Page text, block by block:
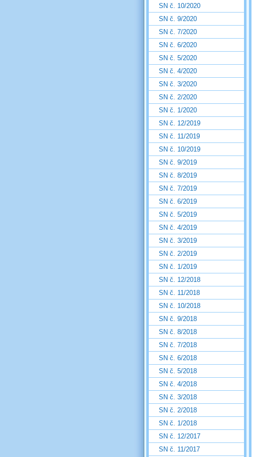
SN č. 10/2020
SN č. 9/2020
SN č. 7/2020
SN č. 6/2020
SN č. 5/2020
SN č. 4/2020
SN č. 3/2020
SN č. 2/2020
SN č. 1/2020
SN č. 12/2019
SN č. 11/2019
SN č. 10/2019
SN č. 9/2019
SN č. 8/2019
SN č. 7/2019
SN č. 6/2019
SN č. 5/2019
SN č. 4/2019
SN č. 3/2019
SN č. 2/2019
SN č. 1/2019
SN č. 12/2018
SN č. 11/2018
SN č. 10/2018
SN č. 9/2018
SN č. 8/2018
SN č. 7/2018
SN č. 6/2018
SN č. 5/2018
SN č. 4/2018
SN č. 3/2018
SN č. 2/2018
SN č. 1/2018
SN č. 12/2017
SN č. 11/2017